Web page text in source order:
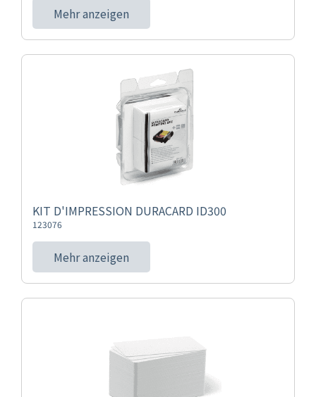
Mehr anzeigen
KIT D'IMPRESSION DURACARD ID300
123076
Mehr anzeigen